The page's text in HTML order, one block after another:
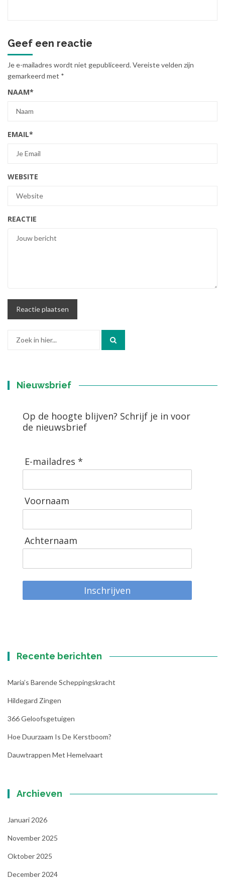
Geef een reactie
Je e-mailadres wordt niet gepubliceerd.Vereiste velden zijn
gemarkeerd met *
NAAM*
EMAIL*
WEBSITE
REACTIE
Nieuwsbrief
Op de hoogte blijven? Schrijf je in voor
de nieuwsbrief
E-mailadres *
Voornaam
Achternaam
Inschrijven
Recente berichten
Maria’s Barende Scheppingskracht
Hildegard Zingen
366 Geloofsgetuigen
Hoe Duurzaam Is De Kerstboom?
Dauwtrappen Met Hemelvaart
Archieven
Januari 2026
November 2025
Oktober 2025
December 2024